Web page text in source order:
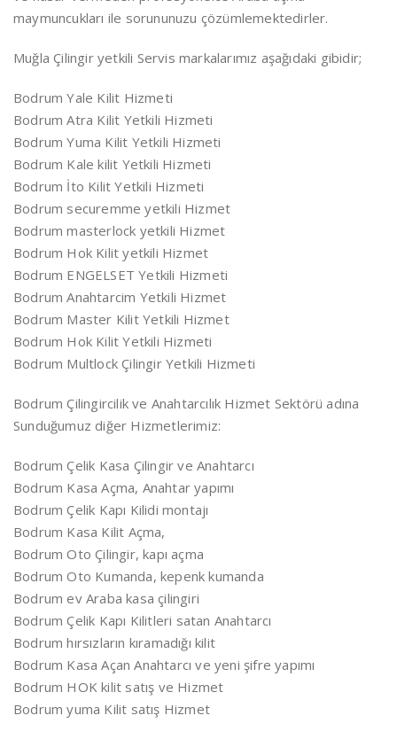
maymuncukları ile sorununuzu çözümlemektedirler.
Muğla Çilingir yetkili Servis markalarımız aşağıdaki gibidir;
Bodrum Yale Kilit Hizmeti
Bodrum Atra Kilit Yetkili Hizmeti
Bodrum Yuma Kilit Yetkili Hizmeti
Bodrum Kale kilit Yetkili Hizmeti
Bodrum İto Kilit Yetkili Hizmeti
Bodrum securemme yetkili Hizmet
Bodrum masterlock yetkili Hizmet
Bodrum Hok Kilit yetkili Hizmet
Bodrum ENGELSET Yetkili Hizmeti
Bodrum Anahtarcim Yetkili Hizmet
Bodrum Master Kilit Yetkili Hizmet
Bodrum Hok Kilit Yetkili Hizmeti
Bodrum Multlock Çilingir Yetkili Hizmeti
Bodrum Çilingircilik ve Anahtarcılık Hizmet Sektörü adına
Sunduğumuz diğer Hizmetlerimiz:
Bodrum Çelik Kasa Çilingir ve Anahtarcı
Bodrum Kasa Açma, Anahtar yapımı
Bodrum Çelik Kapı Kilidi montajı
Bodrum Kasa Kilit Açma,
Bodrum Oto Çilingir, kapı açma
Bodrum Oto Kumanda, kepenk kumanda
Bodrum ev Araba kasa çilingiri
Bodrum Çelik Kapı Kilitleri satan Anahtarcı
Bodrum hırsızların kıramadığı kilit
Bodrum Kasa Açan Anahtarcı ve yeni şifre yapımı
Bodrum HOK kilit satış ve Hizmet
Bodrum yuma Kilit satış Hizmet